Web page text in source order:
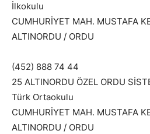
İlkokulu
CUMHURİYET MAH. MUSTAFA
ALTINORDU / ORDU
(452) 888 74 44
25 ALTINORDU ÖZEL ORDU
Türk Ortaokulu
CUMHURİYET MAH. MUSTAFA
ALTINORDU / ORDU